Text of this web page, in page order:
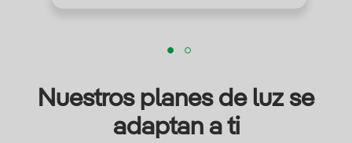
Nuestros planes de luz se
adaptan a ti